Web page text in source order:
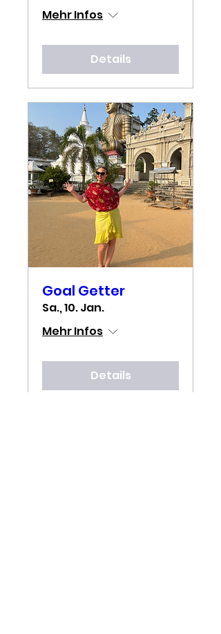
Mehr Infos
Details
Goal Getter
Sa., 10. Jan.
Mehr Infos
Details